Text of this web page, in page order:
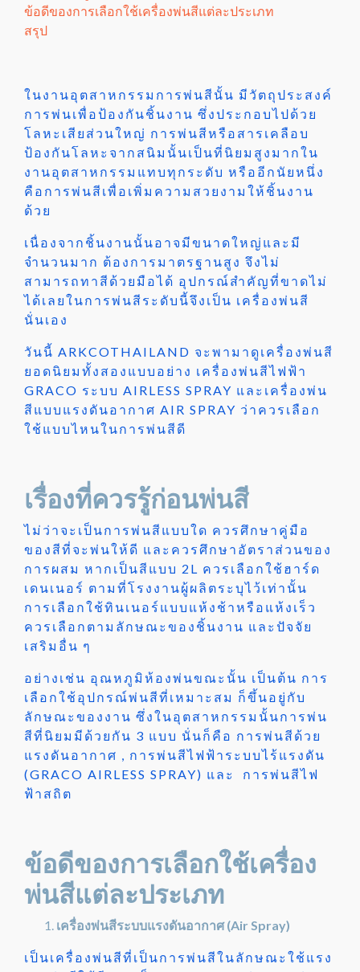
ข้อดีของการเลือกใช้เครื่องพ่นสีแต่ละประเภท
สรุป
ในงานอุตสาหกรรมการพ่นสีนั้น มีวัตถุประสงค์
การพ่นเพื่อป้องกันชิ้นงาน ซึ่งประกอบไปด้วย
โลหะเสียส่วนใหญ่ การพ่นสีหรือสารเคลือบ
ป้องกันโลหะจากสนิมนั้นเป็นที่นิยมสูงมากใน
งานอุตสาหกรรมแทบทุกระดับ หรืออีกนัยหนึ่ง
คือการพ่นสีเพื่อเพิ่มความสวยงามให้ชิ้นงาน
ด้วย
เนื่องจากชิ้นงานนั้นอาจมีขนาดใหญ่และมี
จำนวนมาก ต้องการมาตรฐานสูง จึงไม่
สามารถทาสีด้วยมือได้ อุปกรณ์สำคัญที่ขาดไม่
ได้เลยในการพ่นสีระดับนี้จึงเป็น เครื่องพ่นสี
นั่นเอง
วันนี้ ARKCOTHAILAND จะพามาดูเครื่องพ่นสี
ยอดนิยมทั้งสองแบบอย่าง เครื่องพ่นสีไฟฟ้า
GRACO ระบบ AIRLESS SPRAY และเครื่องพ่น
สีแบบแรงดันอากาศ AIR SPRAY ว่าควรเลือก
ใช้แบบไหนในการพ่นสีดี
เรื่องที่ควรรู้ก่อนพ่นสี
ไม่ว่าจะเป็นการพ่นสีแบบใด ควรศึกษาคู่มือ
ของสีที่จะพ่นให้ดี และควรศึกษาอัตราส่วนของ
การผสม หากเป็นสีแบบ 2L ควรเลือกใช้ฮาร์ด
เดนเนอร์ ตามที่โรงงานผู้ผลิตระบุไว้เท่านั้น
การเลือกใช้ทินเนอร์แบบแห้งช้าหรือแห้งเร็ว
ควรเลือกตามลักษณะของชิ้นงาน และปัจจัย
เสริมอื่น ๆ
อย่างเช่น อุณหภูมิห้องพ่นขณะนั้น เป็นต้น การ
เลือกใช้อุปกรณ์พ่นสีที่เหมาะสม ก็ขึ้นอยู่กับ
ลักษณะของงาน ซึ่งในอุตสาหกรรมนั้นการพ่น
สีที่นิยมมีด้วยกัน 3 แบบ นั่นก็คือ การพ่นสีด้วย
แรงดันอากาศ , การพ่นสีไฟฟ้าระบบไร้แรงดัน
(GRACO AIRLESS SPRAY) และ การพ่นสีไฟ
ฟ้าสถิต
ข้อดีของการเลือกใช้เครื่อง
พ่นสีแต่ละประเภท
เครื่องพ่นสีระบบแรงดันอากาศ (Air Spray)
เป็นเครื่องพ่นสีที่เป็นการพ่นสีในลักษณะใช้แรง